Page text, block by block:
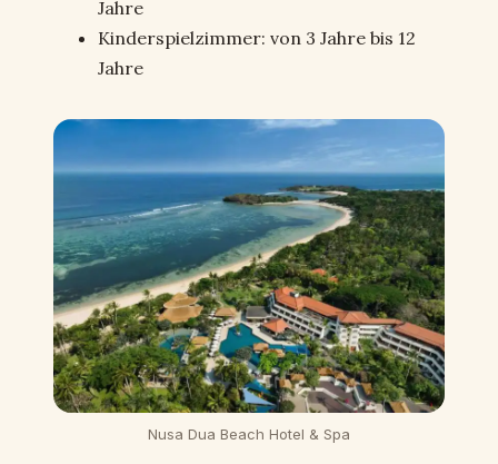
Jahre
Kinderspielzimmer: von 3 Jahre bis 12
Jahre
Nusa Dua Beach Hotel & Spa